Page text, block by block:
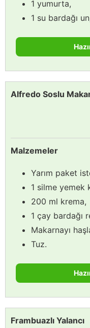
1 yumurta,
1 su bardağı
Alfredo Soslu
Malzemeler
Yarım paket
1 silme yemek
200 ml krema,
1 çay bardağı
Makarnayı
Tuz.
Frambuazlı Yalancı